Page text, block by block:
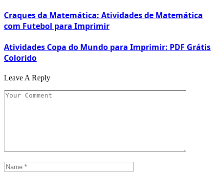
Craques da Matemática: Atividades de Matemática
com Futebol para Imprimir
Atividades Copa do Mundo para Imprimir: PDF Grátis
Colorido
Leave A Reply